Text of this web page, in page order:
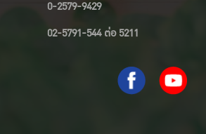
0-2579-9429
02-5791-544 ต่อ 5211